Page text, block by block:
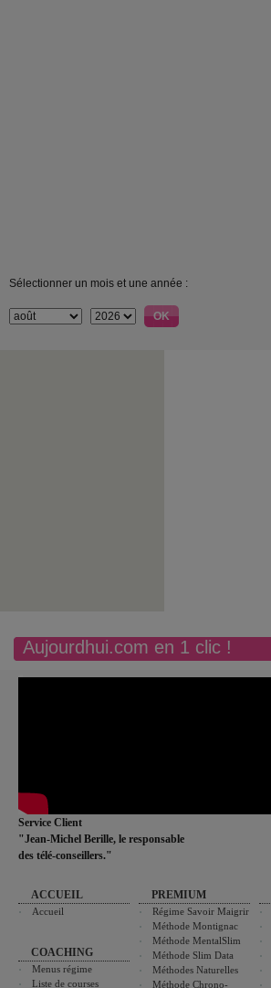
Sélectionner un mois et une année :
Aujourdhui.com en 1 clic !
Service Client
"Jean-Michel Berille, le responsable
des télé-conseillers."
ACCUEIL
Accueil
COACHING
Menus régime
Liste de courses
PREMIUM
Régime Savoir Maigrir
Méthode Montignac
Méthode MentalSlim
Méthode Slim Data
Méthodes Naturelles
Méthode Chrono-